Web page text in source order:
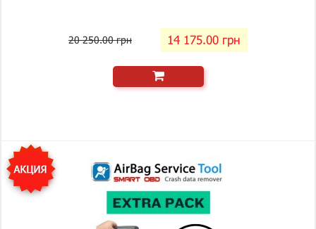
20 250.00 грн 14 175.00 грн